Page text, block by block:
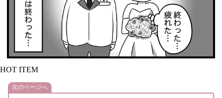
HOT ITEM
次のページへ